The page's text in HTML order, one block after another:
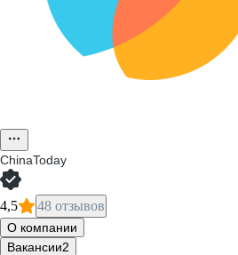
ChinaToday
4,5 48 отзывов
О компании
Вакансии2